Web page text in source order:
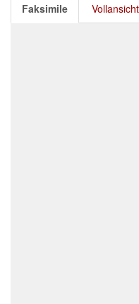
Faksimile Vollansicht